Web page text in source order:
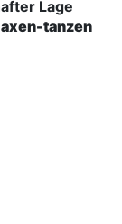
Lage
tanzen